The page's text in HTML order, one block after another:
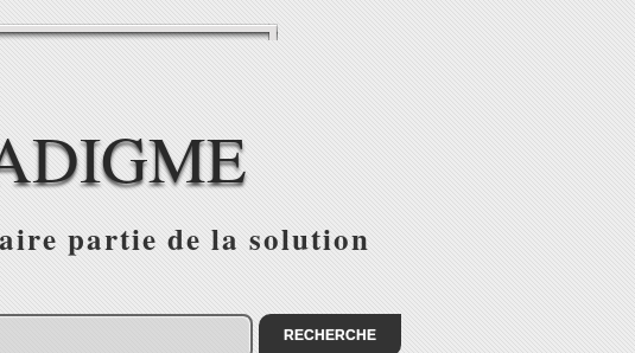
partie de la solution